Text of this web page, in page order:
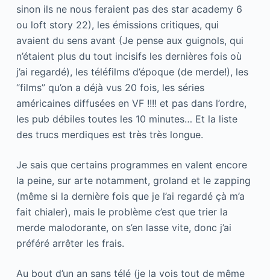
sinon ils ne nous feraient pas des star academy 6
ou loft story 22), les émissions critiques, qui
avaient du sens avant (Je pense aux guignols, qui
n’étaient plus du tout incisifs les dernières fois où
j’ai regardé), les téléfilms d’époque (de merde!), les
“films” qu’on a déjà vus 20 fois, les séries
américaines diffusées en VF !!!! et pas dans l’ordre,
les pub débiles toutes les 10 minutes… Et la liste
des trucs merdiques est très très longue.
Je sais que certains programmes en valent encore
la peine, sur arte notamment, groland et le zapping
(même si la dernière fois que je l’ai regardé çà m’a
fait chialer), mais le problème c’est que trier la
merde malodorante, on s’en lasse vite, donc j’ai
préféré arrêter les frais.
Au bout d’un an sans télé (je la vois tout de même